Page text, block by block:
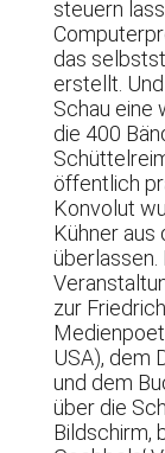
steuern
das
erstellt.
Schau eine
die 400
öffentlich
Konvolut
Kühner
überlassen.
zur
USA), dem
und dem
über die
Bildschirm,